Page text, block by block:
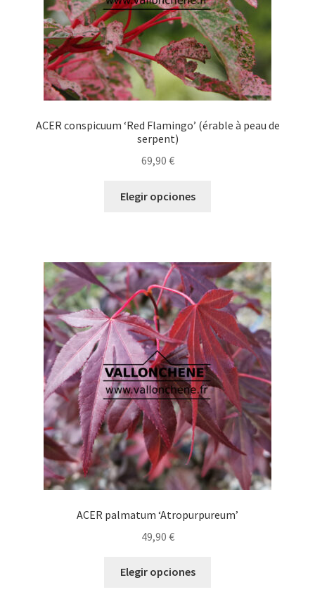
página
de
producto
ACER conspicuum ‘Red Flamingo’ (érable à peau de
serpent)
69,90 €
Elegir opciones
Las
opciones
se
pueden
elegir
en
la
página
de
producto
ACER palmatum ‘Atropurpureum’
49,90 €
Elegir opciones